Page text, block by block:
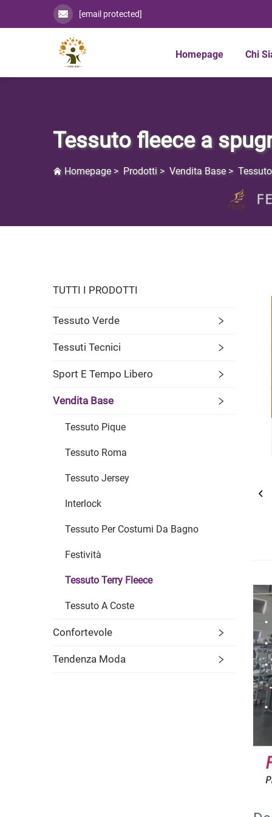
[email protected]
Homepage Chi
Tessuto fleece a
Homepage > Prodotti > Vendita Base >
TUTTI I PRODOTTI
Tessuto Verde
Tessuti Tecnici
Sport E Tempo Libero
Vendita Base
Tessuto Pique
Tessuto Roma
Tessuto Jersey
Interlock
Tessuto Per Costumi Da Bagno
Festività
Tessuto Terry Fleece
Tessuto A Coste
Confortevole
Tendenza Moda